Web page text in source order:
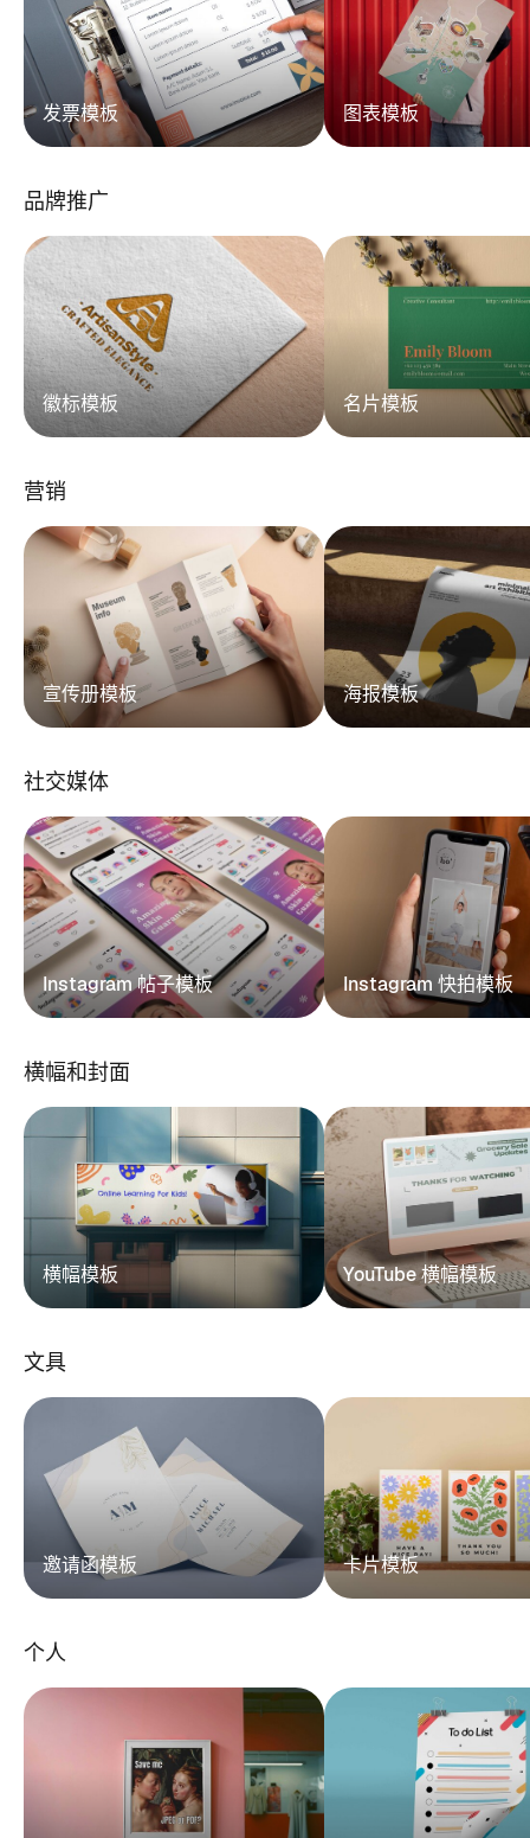
发票模板 图表模板
品牌推广
徽标模板 名片模板
营销
宣传册模板 海报模板
社交媒体
Instagram 帖子模板 Instagram 快拍模板
横幅和封面
横幅模板 YouTube 横幅模板
文具
邀请函模板 卡片模板
个人